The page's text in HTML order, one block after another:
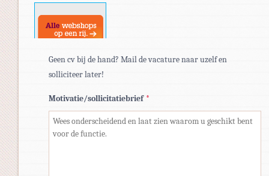
docx.
Geen cv bij de hand? Mail de vacature naar uzelf en
solliciteer later!
Motivatie/sollicitatiebrief *